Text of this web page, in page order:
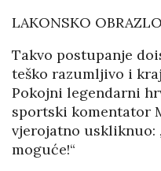
LAKONSKO
Takvo postupanje
teško razumljivo i
Pokojni legendarni
sportski komentator
vjerojatno uskliknuo:
moguće!“